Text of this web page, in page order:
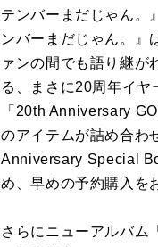
テンバーまだじゃん。
ンバーまだじゃん。』
ァンの間でも語り継が
る、まさに20周年イ
「20th Anniversary
のアイテムが詰め合わ
Anniversary Special
め、早めの予約購入を
さらにニューアルバム